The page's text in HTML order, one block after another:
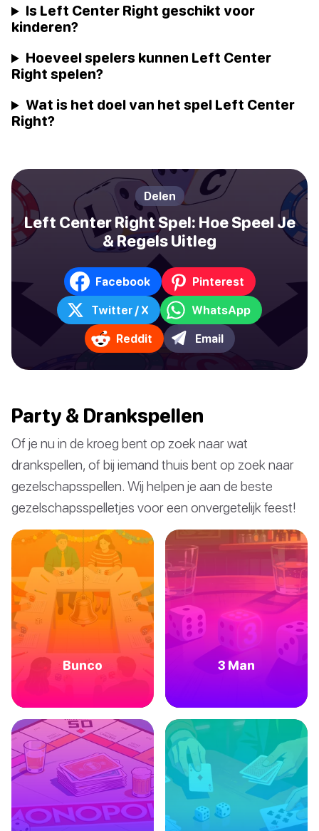
Is Left Center Right geschikt voor
kinderen?
Hoeveel spelers kunnen Left Center
Right spelen?
Wat is het doel van het spel Left Center
Right?
Delen
Left Center Right Spel: Hoe Speel Je
& Regels Uitleg
Facebook Pinterest
Twitter / X WhatsApp
Reddit Email
Party & Drankspellen
Of je nu in de kroeg bent op zoek naar wat
drankspellen, of bij iemand thuis bent op zoek naar
gezelschapsspellen. Wij helpen je aan de beste
gezelschapsspelletjes voor een onvergetelijk feest!
Bunco 3 Man